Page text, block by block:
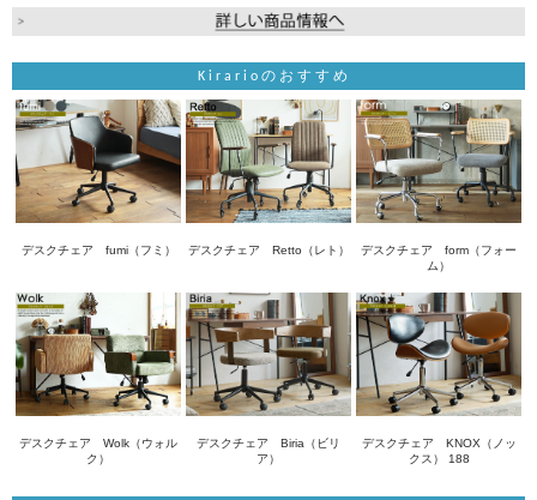
Kirarioのおすすめ
デスクチェア fumi（フミ） デスクチェア Retto（レト）
デスクチェア form（フォー
ム）
デスクチェア Wolk（ウォル
ク）
デスクチェア Biria（ビリ
ア）
デスクチェア KNOX（ノッ
クス） 188